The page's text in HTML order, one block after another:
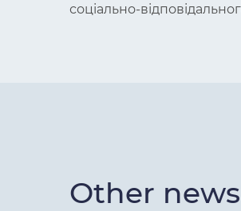
соціально-
Other news